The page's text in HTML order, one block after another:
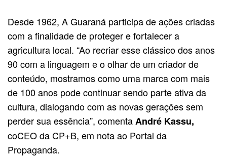
Desde 1962, A Guaraná participa de ações criadas
com a finalidade de proteger e fortalecer a
agricultura local. “Ao recriar esse clássico dos anos
90 com a linguagem e o olhar de um criador de
conteúdo, mostramos como uma marca com mais
de 100 anos pode continuar sendo parte ativa da
cultura, dialogando com as novas gerações sem
perder sua essência”, comentaAndré Kassu,
coCEO da CP+B, em nota ao Portal da
Propaganda.